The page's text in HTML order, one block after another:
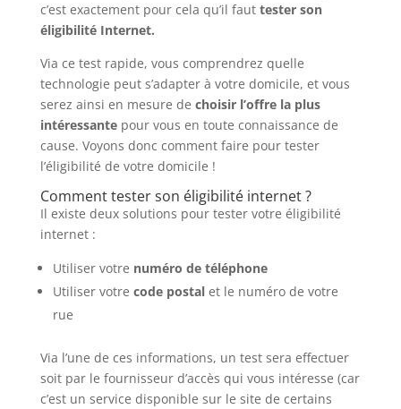
c’est exactement pour cela qu’il faut tester son
éligibilité Internet.
Via ce test rapide, vous comprendrez quelle
technologie peut s’adapter à votre domicile, et vous
serez ainsi en mesure de choisir l’offre la plus
intéressantepour vous en toute connaissance de
cause. Voyons donc comment faire pour tester
l’éligibilité de votre domicile !
Comment tester son éligibilité internet ?
Il existe deux solutions pour tester votre éligibilité
internet :
Utiliser votre numéro de téléphone
Utiliser votre code postalet le numéro de votre
rue
Via l’une de ces informations, un test sera effectuer
soit par le fournisseur d’accès qui vous intéresse (car
c’est un service disponible sur le site de certains